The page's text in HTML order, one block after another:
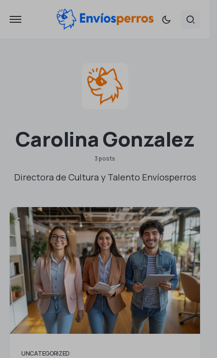
Carolina Gonzalez
3 posts
Directora de Cultura y Talento Envíosperros
UNCATEGORIZED